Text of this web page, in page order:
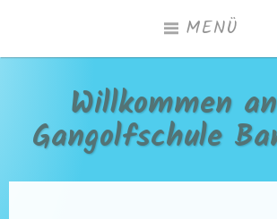
springen
MENÜ
Willkommen
Gangolfschule